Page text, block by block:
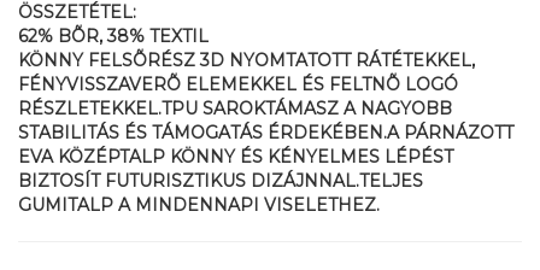
ÖSSZETÉTEL:
62% BÕR, 38% TEXTIL
KÖNNY FELSÕRÉSZ 3D NYOMTATOTT RÁTÉTEKKEL,
FÉNYVISSZAVERÕ ELEMEKKEL ÉS FELTNÕ LOGÓ
RÉSZLETEKKEL.TPU SAROKTÁMASZ A NAGYOBB
STABILITÁS ÉS TÁMOGATÁS ÉRDEKÉBEN.A PÁRNÁZOTT
EVA KÖZÉPTALP KÖNNY ÉS KÉNYELMES LÉPÉST
BIZTOSÍT FUTURISZTIKUS DIZÁJNNAL.TELJES
GUMITALP A MINDENNAPI VISELETHEZ.